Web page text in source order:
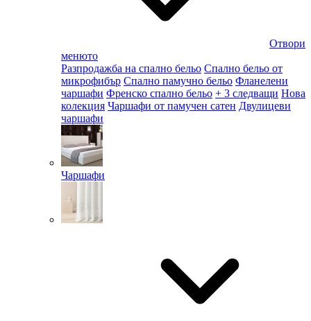
Отвори
менюто
Разпродажба на спално бельо Спално бельо от
микрофибър Спално памучно бельо Фланелени
чаршафи Френско спално бельо + 3 следващи Нова
колекция Чаршафи от памучен сатен Двулицеви
чаршафи
Чаршафи